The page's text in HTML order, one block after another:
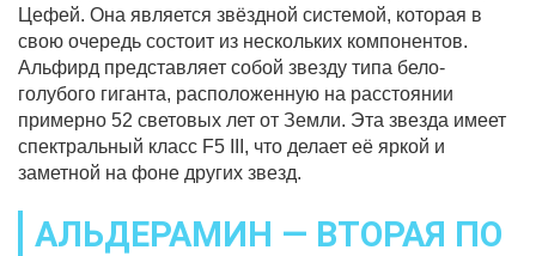
Цефей. Она является звёздной системой, которая в
свою очередь состоит из нескольких компонентов.
Альфирд представляет собой звезду типа бело-
голубого гиганта, расположенную на расстоянии
примерно 52 световых лет от Земли. Эта звезда имеет
спектральный класс F5 III, что делает её яркой и
заметной на фоне других звезд.
АЛЬДЕРАМИН — ВТОРАЯ ПО